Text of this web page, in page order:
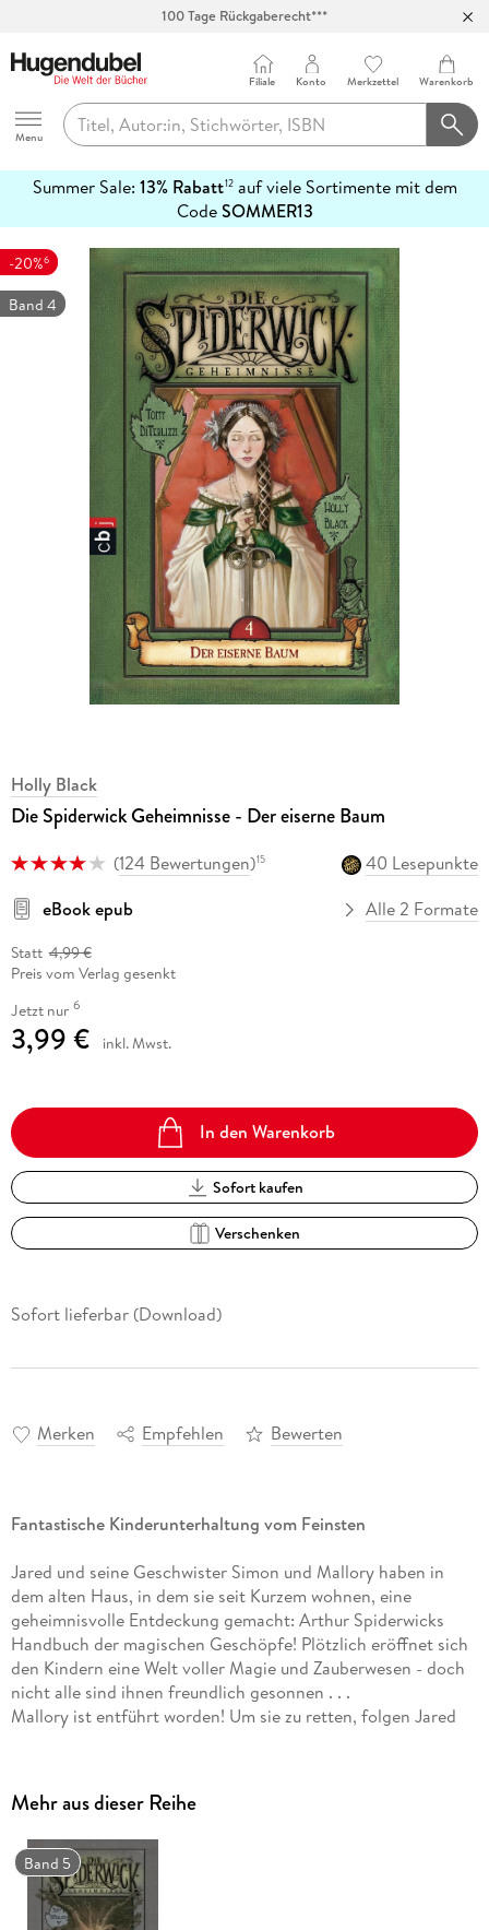
100 Tage Rückgaberecht***
Hugendubel
Menu
Filiale Konto Merkzettel Warenkorb
Summer Sale: 13% Rabatt12auf viele Sortimente mit dem
CodeSOMMER13
erfahren
-20%6
Band 4
Holly Black
Die Spiderwick Geheimnisse - Der eiserne Baum
(124 Bewertungen)15
40 Lesepunkte
eBook epub
Alle 2 Formate
Statt 4,99 €
Preis vom Verlag gesenkt
Jetzt nur 6
3,99 € inkl. Mwst.
In den Warenkorb
Sofort kaufen
Verschenken
Sofort lieferbar (Download)
Merken Empfehlen Bewerten
Fantastische Kinderunterhaltung vom Feinsten
Jared und seine Geschwister Simon und Mallory haben in
dem alten Haus, in dem sie seit Kurzem wohnen, eine
geheimnisvolle Entdeckung gemacht: Arthur Spiderwicks
Handbuch der magischen Geschöpfe! Plötzlich eröffnet sich
den Kindern eine Welt voller Magie und Zauberwesen - doch
nicht alle sind ihnen freundlich gesonnen . . .
Mallory ist entführt worden! Um sie zu retten, folgen Jared
wird.
Mehr aus dieser Reihe
Band 5